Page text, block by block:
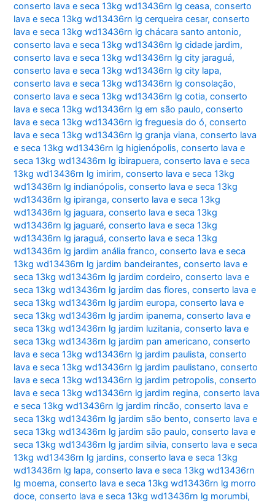
conserto lava e seca 13kg wd13436rn lg ceasa,conserto
lava e seca 13kg wd13436rn lg cerqueira cesar,conserto
lava e seca 13kg wd13436rn lg chácara santo antonio,
conserto lava e seca 13kg wd13436rn lg cidade jardim,
conserto lava e seca 13kg wd13436rn lg city jaraguá,
conserto lava e seca 13kg wd13436rn lg city lapa,
conserto lava e seca 13kg wd13436rn lg consolação,
conserto lava e seca 13kg wd13436rn lg cotia,conserto
lava e seca 13kg wd13436rn lg em são paulo,conserto
lava e seca 13kg wd13436rn lg freguesia do ó,conserto
lava e seca 13kg wd13436rn lg granja viana,conserto lava
e seca 13kg wd13436rn lg higienópolis,conserto lava e
seca 13kg wd13436rn lg ibirapuera,conserto lava e seca
13kg wd13436rn lg imirim,conserto lava e seca 13kg
wd13436rn lg indianópolis,conserto lava e seca 13kg
wd13436rn lg ipiranga,conserto lava e seca 13kg
wd13436rn lg jaguara,conserto lava e seca 13kg
wd13436rn lg jaguaré,conserto lava e seca 13kg
wd13436rn lg jaraguá,conserto lava e seca 13kg
wd13436rn lg jardim anália franco,conserto lava e seca
13kg wd13436rn lg jardim bandeirantes,conserto lava e
seca 13kg wd13436rn lg jardim cordeiro,conserto lava e
seca 13kg wd13436rn lg jardim das flores,conserto lava e
seca 13kg wd13436rn lg jardim europa,conserto lava e
seca 13kg wd13436rn lg jardim ipanema,conserto lava e
seca 13kg wd13436rn lg jardim luzitania,conserto lava e
seca 13kg wd13436rn lg jardim pan americano,conserto
lava e seca 13kg wd13436rn lg jardim paulista,conserto
lava e seca 13kg wd13436rn lg jardim paulistano,conserto
lava e seca 13kg wd13436rn lg jardim petropolis,conserto
lava e seca 13kg wd13436rn lg jardim regina,conserto lava
e seca 13kg wd13436rn lg jardim rincão,conserto lava e
seca 13kg wd13436rn lg jardim são bento,conserto lava e
seca 13kg wd13436rn lg jardim são paulo,conserto lava e
seca 13kg wd13436rn lg jardim silvia,conserto lava e seca
13kg wd13436rn lg jardins,conserto lava e seca 13kg
wd13436rn lg lapa,conserto lava e seca 13kg wd13436rn
lg moema,conserto lava e seca 13kg wd13436rn lg morro
doce,conserto lava e seca 13kg wd13436rn lg morumbi,